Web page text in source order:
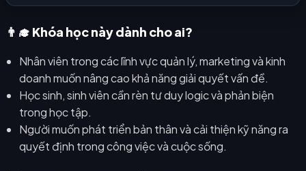
👨‍🎓 Khóa học này dành cho ai?
Nhân viên trong các lĩnh vực quản lý, marketing và kinh
doanh muốn nâng cao khả năng giải quyết vấn đề.
Học sinh, sinh viên cần rèn tư duy logic và phản biện
trong học tập.
Người muốn phát triển bản thân và cải thiện kỹ năng ra
quyết định trong công việc và cuộc sống.